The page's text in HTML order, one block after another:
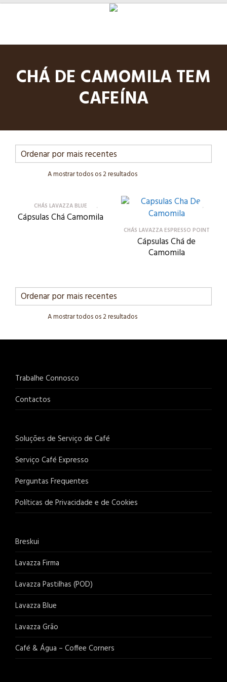
CHÁ DE CAMOMILA TEM
CAFEÍNA
A mostrar todos os 2 resultados
CHÁS LAVAZZA BLUE
Cápsulas Chá Camomila
CHÁS LAVAZZA ESPRESSO POINT
Cápsulas Chá de
Camomila
A mostrar todos os 2 resultados
Trabalhe Connosco
Contactos
Soluções de Serviço de Café
Serviço Café Expresso
Perguntas Frequentes
Políticas de Privacidade e de Cookies
Breskui
Lavazza Firma
Lavazza Pastilhas (POD)
Lavazza Blue
Lavazza Grão
Café & Água – Coffee Corners